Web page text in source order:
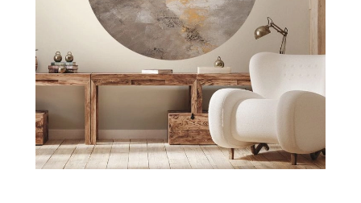
ZWYCZAJE
ZRÓB TO SAM
PRZEPISY
ŚNIADANIA